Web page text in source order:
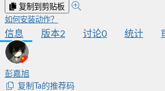
复制到剪贴板
如何安装动作？
信息 版本2 讨论0 统计
彭嘉旭
复制Ta的推荐码